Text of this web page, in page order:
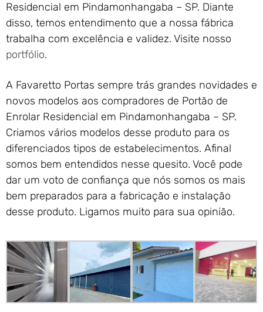
Residencial em Pindamonhangaba – SP. Diante
disso, temos entendimento que a nossa fábrica
trabalha com excelência e validez. Visite nosso
portfólio.
A Favaretto Portas sempre trás grandes novidades e
novos modelos aos compradores de Portão de
Enrolar Residencial em Pindamonhangaba – SP.
Criamos vários modelos desse produto para os
diferenciados tipos de estabelecimentos. Afinal
somos bem entendidos nesse quesito. Você pode
dar um voto de confiança que nós somos os mais
bem preparados para a fabricação e instalação
desse produto. Ligamos muito para sua opinião.